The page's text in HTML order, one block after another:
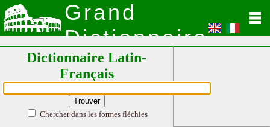
Grand
Dictionnaire
Latin
Dictionnaire Latin-
Français
Chercher dans les formes fléchies